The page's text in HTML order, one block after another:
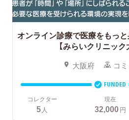
オンライン診療で医療をもっ
【みらいクリニック
大阪府 コ
FUNDED
コレクター
5 人
現在
32,000円